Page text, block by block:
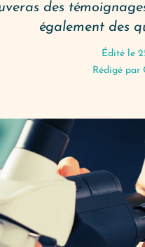
des
également des
Édité le
Rédigé par